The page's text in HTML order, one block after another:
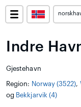
Indre
Gjestehavn
Region: Norway (3522),
og Bekkjarvik (4)